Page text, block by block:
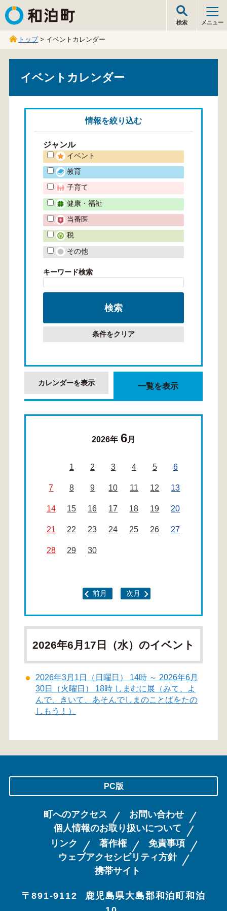
和泊町
検索 メニュー
トップ> イベントカレンダー
イベントカレンダー
情報を絞り込む
ジャンル
イベント
教育
子育て
健康・福祉
当番医
税
その他
キーワード検索
条件をクリア
カレンダーを表示 一覧を表示
2026年 6月
1 2 3 4 5 6
7 8 9 10 11 12 13
14 15 16 17 18 19 20
21 22 23 24 25 26 27
28 29 30
前月 次月
2026年6月17日（水）のイベント
2026年3月1日（日曜日） 14時 ～ 2026年6月
30日（火曜日） 18時 しまむに展（みて、よ
んで、きいて、あそんでしまのことばをたの
しもう！）
PC版
町へのアクセス
お問い合わせ
個人情報のお取り扱いについて
リンク
著作権
免責事項
ウェブアクセシビリティ方針
携帯サイト
〒891-9112
鹿児島県大島郡和泊町和泊